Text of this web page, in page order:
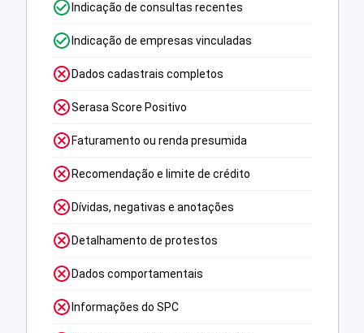
Indicação de consultas recentes
Indicação de empresas vinculadas
Dados cadastrais completos
Serasa Score Positivo
Faturamento ou renda presumida
Recomendação e limite de crédito
Dívidas, negativas e anotações
Detalhamento de protestos
Dados comportamentais
Informações do SPC